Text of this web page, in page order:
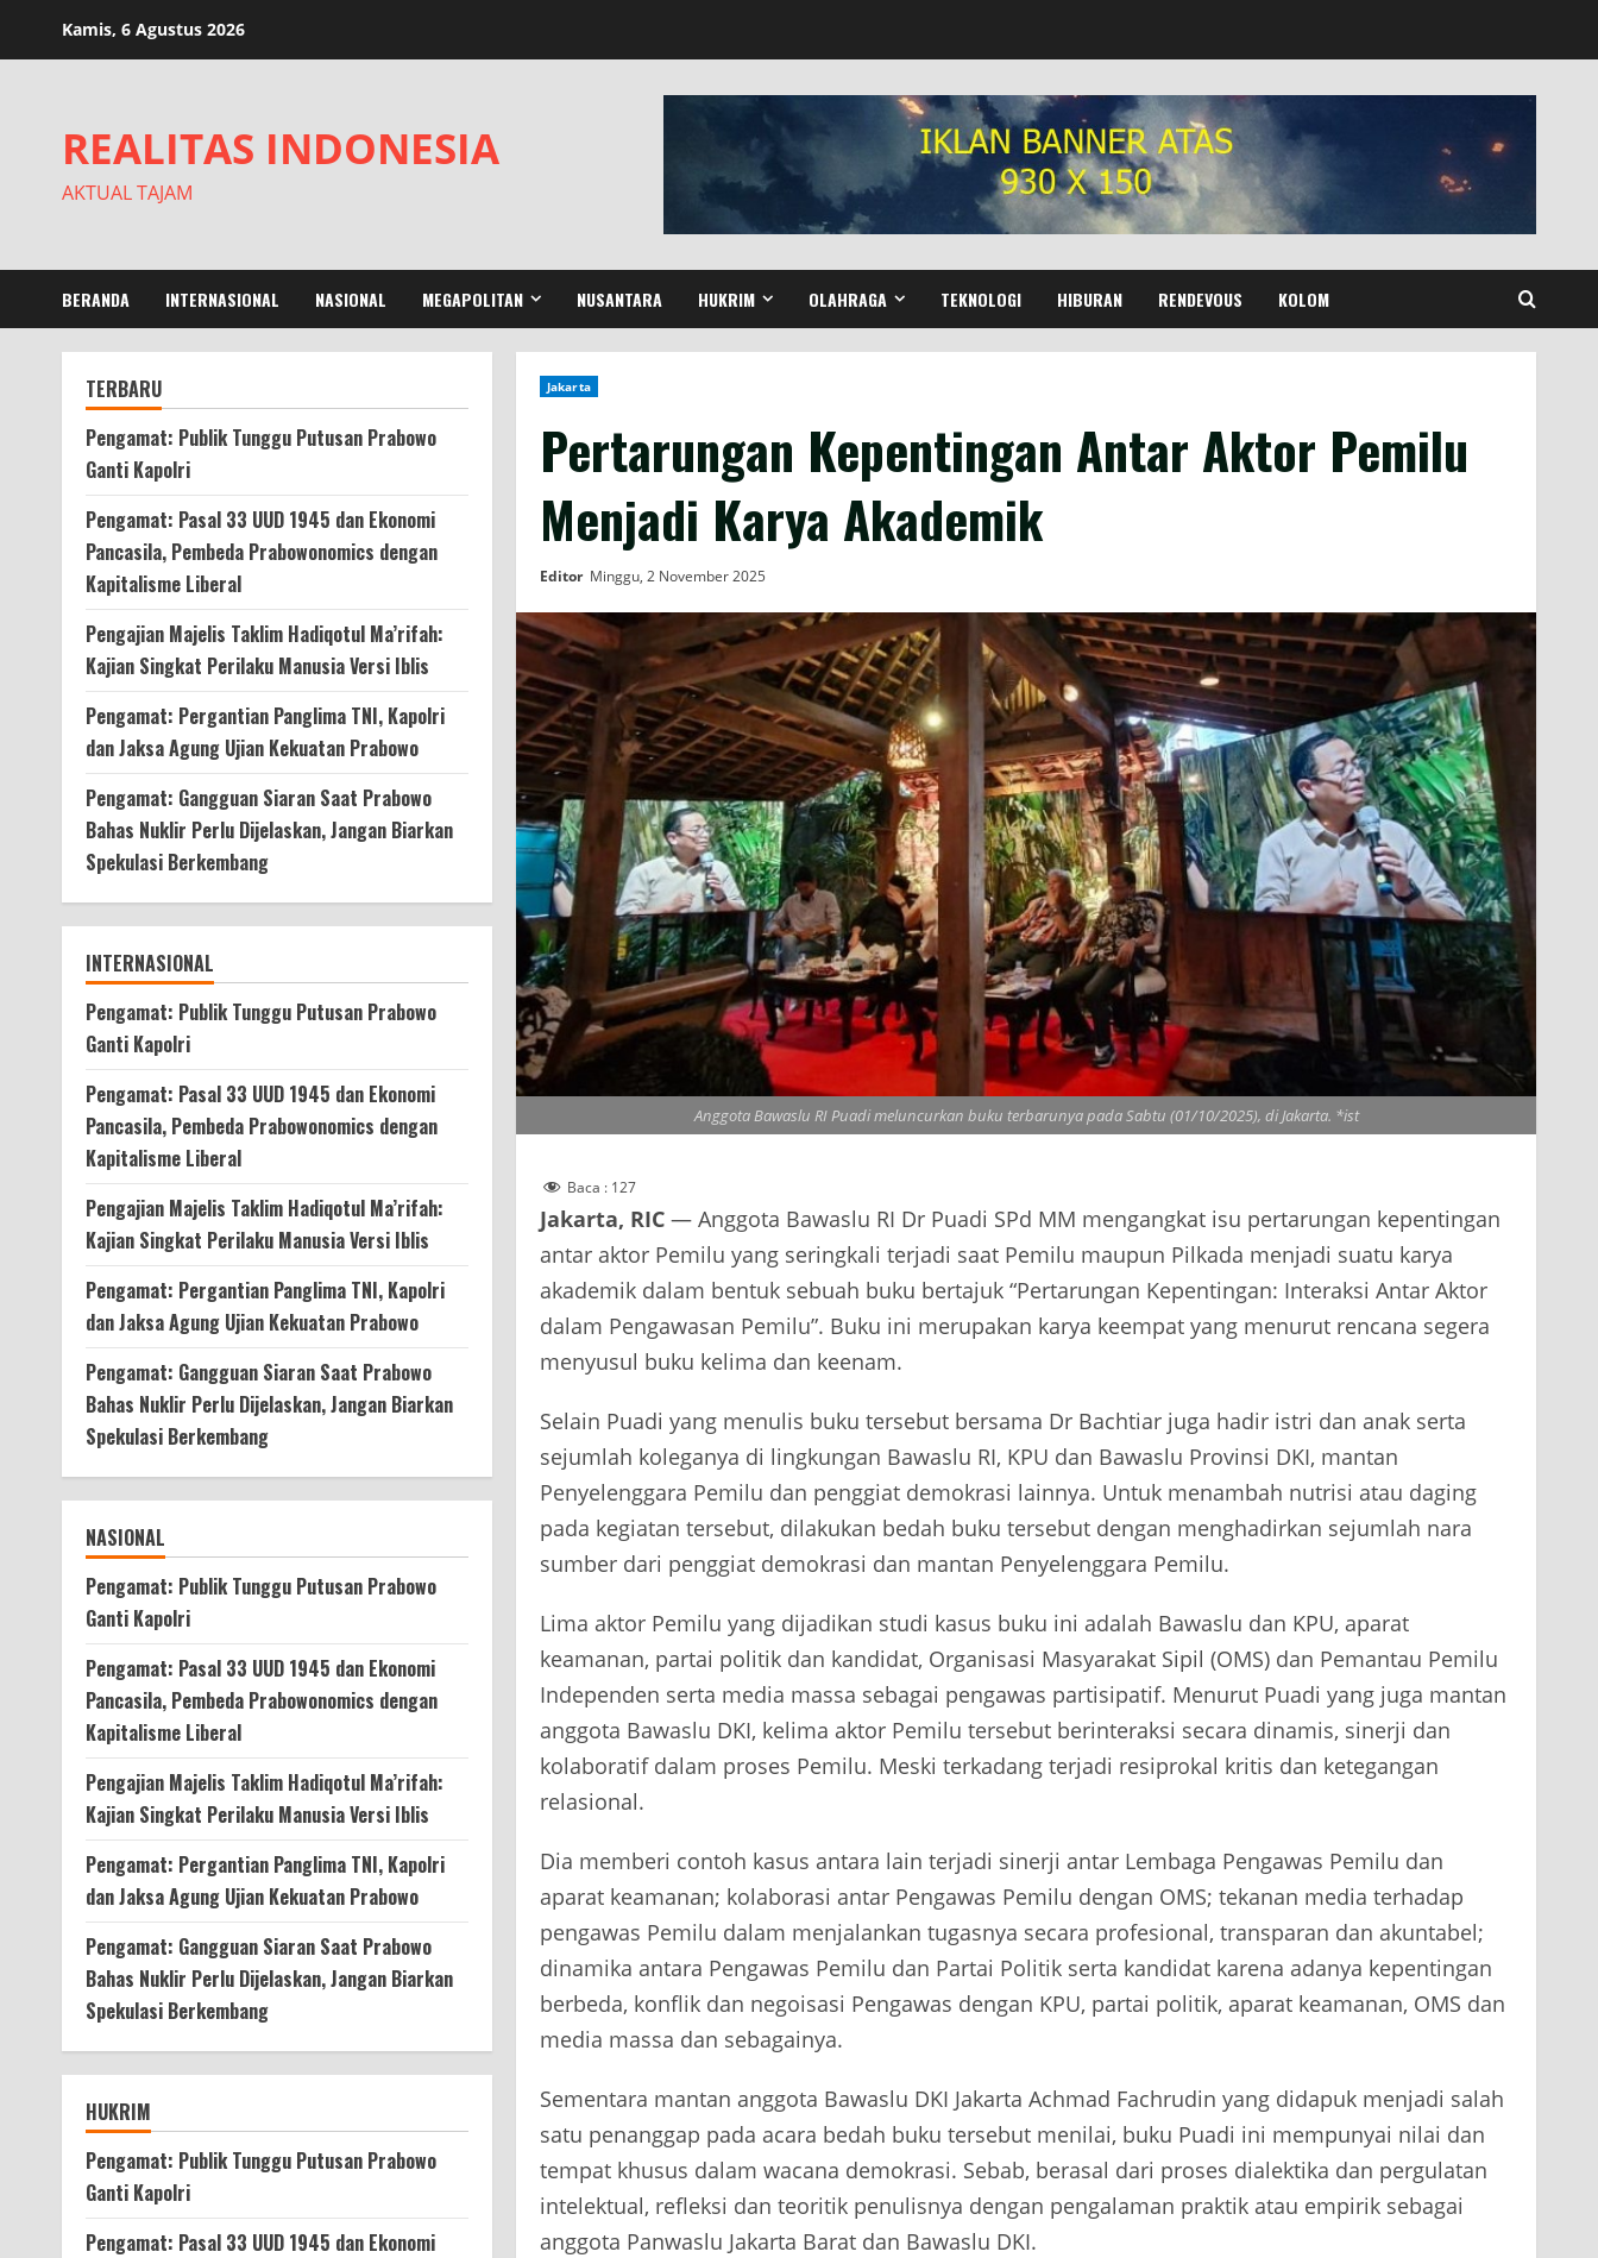
Kamis, 6 Agustus 2026
REALITAS INDONESIA
AKTUAL TAJAM
BERANDA INTERNASIONAL NASIONAL MEGAPOLITAN NUSANTARA HUKRIM OLAHRAGA TEKNOLOGI HIBURAN RENDEVOUS KOLOM
Jakarta
Pertarungan Kepentingan Antar Aktor Pemilu
Menjadi Karya Akademik
Editor Minggu, 2 November 2025
Anggota Bawaslu RI Puadi meluncurkan buku terbarunya pada Sabtu (01/10/2025), di Jakarta. *ist
Baca : 127
Jakarta, RIC — Anggota Bawaslu RI Dr Puadi SPd MM mengangkat isu pertarungan kepentingan
antar aktor Pemilu yang seringkali terjadi saat Pemilu maupun Pilkada menjadi suatu karya
akademik dalam bentuk sebuah buku bertajuk “Pertarungan Kepentingan: Interaksi Antar Aktor
dalam Pengawasan Pemilu”. Buku ini merupakan karya keempat yang menurut rencana segera
menyusul buku kelima dan keenam.
Selain Puadi yang menulis buku tersebut bersama Dr Bachtiar juga hadir istri dan anak serta
sejumlah koleganya di lingkungan Bawaslu RI, KPU dan Bawaslu Provinsi DKI, mantan
Penyelenggara Pemilu dan penggiat demokrasi lainnya. Untuk menambah nutrisi atau daging
pada kegiatan tersebut, dilakukan bedah buku tersebut dengan menghadirkan sejumlah nara
sumber dari penggiat demokrasi dan mantan Penyelenggara Pemilu.
Lima aktor Pemilu yang dijadikan studi kasus buku ini adalah Bawaslu dan KPU, aparat
keamanan, partai politik dan kandidat, Organisasi Masyarakat Sipil (OMS) dan Pemantau Pemilu
Independen serta media massa sebagai pengawas partisipatif. Menurut Puadi yang juga mantan
anggota Bawaslu DKI, kelima aktor Pemilu tersebut berinteraksi secara dinamis, sinerji dan
kolaboratif dalam proses Pemilu. Meski terkadang terjadi resiprokal kritis dan ketegangan
relasional.
Dia memberi contoh kasus antara lain terjadi sinerji antar Lembaga Pengawas Pemilu dan
aparat keamanan; kolaborasi antar Pengawas Pemilu dengan OMS; tekanan media terhadap
pengawas Pemilu dalam menjalankan tugasnya secara profesional, transparan dan akuntabel;
dinamika antara Pengawas Pemilu dan Partai Politik serta kandidat karena adanya kepentingan
berbeda, konflik dan negoisasi Pengawas dengan KPU, partai politik, aparat keamanan, OMS dan
media massa dan sebagainya.
Sementara mantan anggota Bawaslu DKI Jakarta Achmad Fachrudin yang didapuk menjadi salah
satu penanggap pada acara bedah buku tersebut menilai, buku Puadi ini mempunyai nilai dan
tempat khusus dalam wacana demokrasi. Sebab, berasal dari proses dialektika dan pergulatan
intelektual, refleksi dan teoritik penulisnya dengan pengalaman praktik atau empirik sebagai
anggota Panwaslu Jakarta Barat dan Bawaslu DKI.
TERBARU
Pengamat: Publik Tunggu Putusan Prabowo
Ganti Kapolri
Pengamat: Pasal 33 UUD 1945 dan Ekonomi
Pancasila, Pembeda Prabowonomics dengan
Kapitalisme Liberal
Pengajian Majelis Taklim Hadiqotul Ma’rifah:
Kajian Singkat Perilaku Manusia Versi Iblis
Pengamat: Pergantian Panglima TNI, Kapolri
dan Jaksa Agung Ujian Kekuatan Prabowo
Pengamat: Gangguan Siaran Saat Prabowo
Bahas Nuklir Perlu Dijelaskan, Jangan Biarkan
Spekulasi Berkembang
INTERNASIONAL
Pengamat: Publik Tunggu Putusan Prabowo
Ganti Kapolri
Pengamat: Pasal 33 UUD 1945 dan Ekonomi
Pancasila, Pembeda Prabowonomics dengan
Kapitalisme Liberal
Pengajian Majelis Taklim Hadiqotul Ma’rifah:
Kajian Singkat Perilaku Manusia Versi Iblis
Pengamat: Pergantian Panglima TNI, Kapolri
dan Jaksa Agung Ujian Kekuatan Prabowo
Pengamat: Gangguan Siaran Saat Prabowo
Bahas Nuklir Perlu Dijelaskan, Jangan Biarkan
Spekulasi Berkembang
NASIONAL
Pengamat: Publik Tunggu Putusan Prabowo
Ganti Kapolri
Pengamat: Pasal 33 UUD 1945 dan Ekonomi
Pancasila, Pembeda Prabowonomics dengan
Kapitalisme Liberal
Pengajian Majelis Taklim Hadiqotul Ma’rifah:
Kajian Singkat Perilaku Manusia Versi Iblis
Pengamat: Pergantian Panglima TNI, Kapolri
dan Jaksa Agung Ujian Kekuatan Prabowo
Pengamat: Gangguan Siaran Saat Prabowo
Bahas Nuklir Perlu Dijelaskan, Jangan Biarkan
Spekulasi Berkembang
HUKRIM
Pengamat: Publik Tunggu Putusan Prabowo
Ganti Kapolri
Pengamat: Pasal 33 UUD 1945 dan Ekonomi